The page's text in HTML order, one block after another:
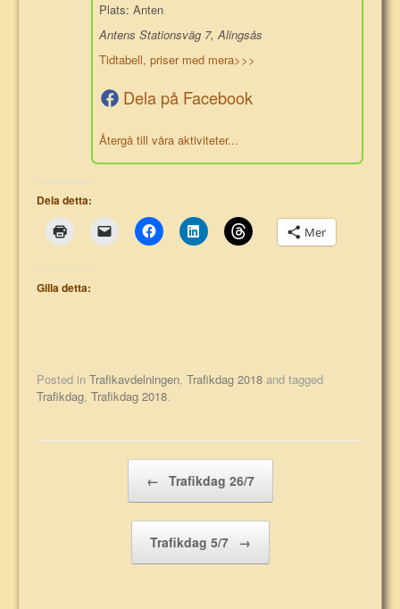
Plats: Anten
Antens Stationsväg 7, Alingsås
Tidtabell, priser med mera>>>
Dela på Facebook
Återgå till våra aktiviteter...
Dela detta:
Mer
Gilla detta:
Posted in Trafikavdelningen, Trafikdag 2018 and tagged
Trafikdag, Trafikdag 2018.
← Trafikdag 26/7
Trafikdag 5/7 →